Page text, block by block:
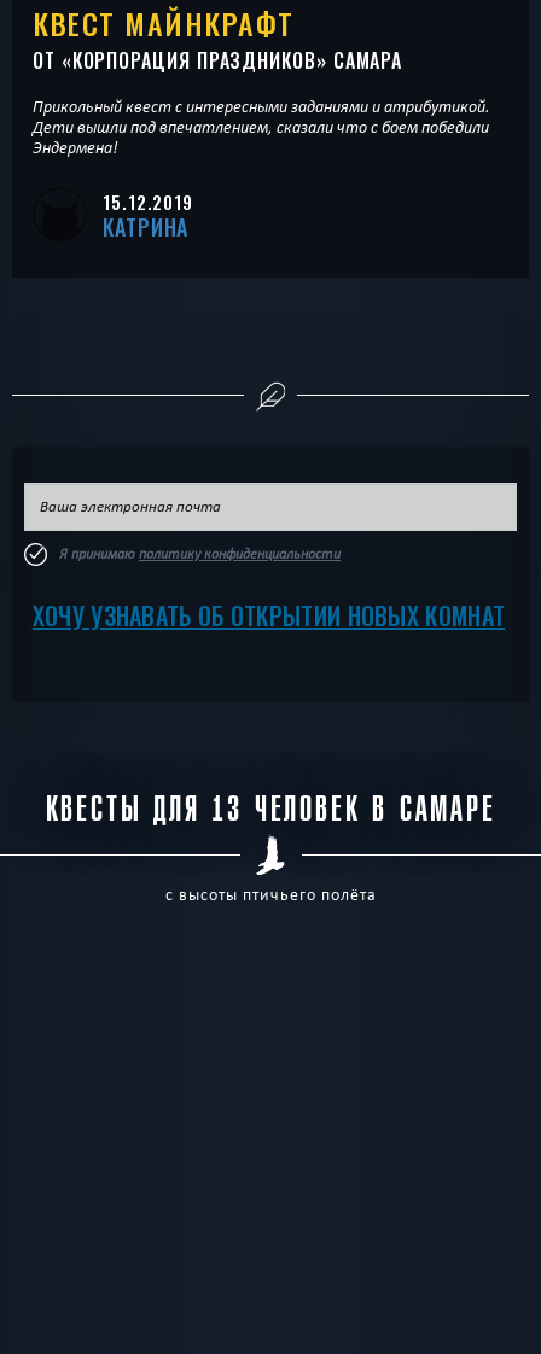
КВЕСТ МАЙНКРАФТ
ОТ «КОРПОРАЦИЯ ПРАЗДНИКОВ» САМАРА
Прикольный квест с интересными заданиями и атрибутикой.
Дети вышли под впечатлением, сказали что с боем победили
Эндермена!
15.12.2019
КАТРИНА
Я принимаю политику конфиденциальности
ХОЧУ УЗНАВАТЬ ОБ ОТКРЫТИИ НОВЫХ КОМНАТ
КВЕСТЫ ДЛЯ 13 ЧЕЛОВЕК В САМАРЕ
с высоты птичьего полёта